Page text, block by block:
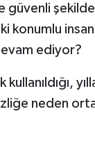
güvenli
konumlu
ediyor?
neden